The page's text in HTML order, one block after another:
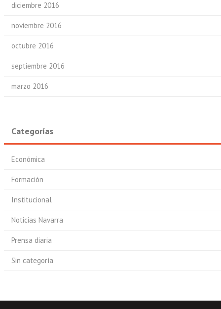
diciembre 2016
noviembre 2016
octubre 2016
septiembre 2016
marzo 2016
Categorías
Económica
Formación
Institucional
Noticias Navarra
Prensa diaria
Sin categoría